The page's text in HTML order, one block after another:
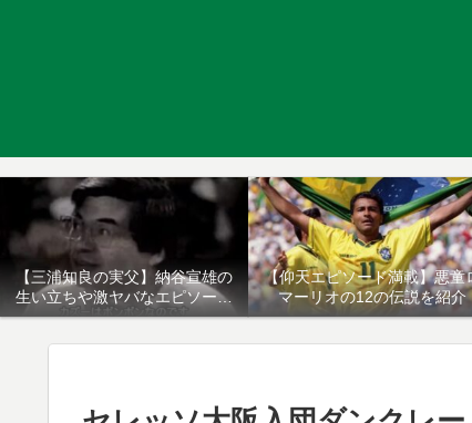
【三浦知良の実父】納谷宣雄の
生い立ちや激ヤバなエピソード
について
【仰天エピソード満載】悪童
マーリオの12の伝説を紹介